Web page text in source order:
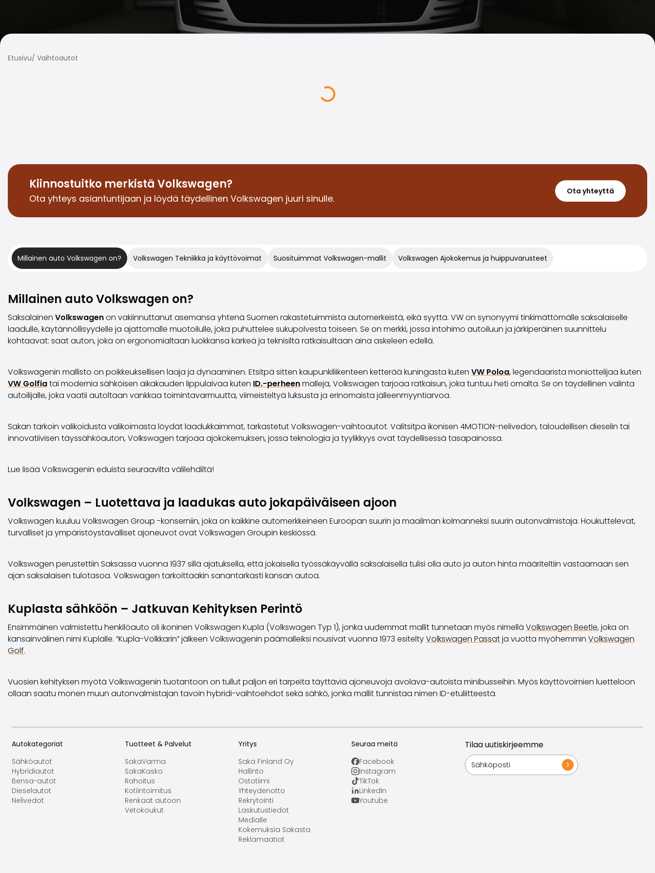
Etusivu/ Vaihtoautot
Kiinnostuitko merkistä Volkswagen?
Ota yhteys asiantuntijaan ja löydä täydellinen Volkswagen juuri sinulle.
Ota yhteyttä
Millainen auto Volkswagen on? Volkswagen Tekniikka ja käyttövoimat Suosituimmat Volkswagen-mallit Volkswagen Ajokokemus ja huippuvarusteet
Millainen auto Volkswagen on?
Saksalainen Volkswagenon vakiinnuttanut asemansa yhtenä Suomen rakastetuimmista automerkeistä, eikä syyttä. VW on synonyymi tinkimättömälle saksalaiselle
laadulle, käytännöllisyydelle ja ajattomalle muotoilulle, joka puhuttelee sukupolvesta toiseen. Se on merkki, jossa intohimo autoiluun ja järkiperäinen suunnittelu
kohtaavat: saat auton, joka on ergonomialtaan luokkansa kärkeä ja teknisiltä ratkaisuiltaan aina askeleen edellä.
Volkswagenin mallisto on poikkeuksellisen laaja ja dynaaminen. Etsitpä sitten kaupunkiliikenteen ketterää kuningasta kuten VW Poloa, legendaarista moniottelijaa kuten
VW Golfiatai modernia sähköisen aikakauden lippulaivaa kuten ID.-perheenmalleja, Volkswagen tarjoaa ratkaisun, joka tuntuu heti omalta. Se on täydellinen valinta
autoilijalle, joka vaatii autoltaan vankkaa toimintavarmuutta, viimeisteltyä luksusta ja erinomaista jälleenmyyntiarvoa.
Sakan tarkoin valikoidusta valikoimasta löydät laadukkaimmat, tarkastetut Volkswagen-vaihtoautot. Valitsitpa ikonisen 4MOTION-nelivedon, taloudellisen dieselin tai
innovatiivisen täyssähköauton, Volkswagen tarjoaa ajokokemuksen, jossa teknologia ja tyylikkyys ovat täydellisessä tasapainossa.
Lue lisää Volkswagenin eduista seuraavilta välilehdiltä!
Volkswagen – Luotettava ja laadukas auto jokapäiväiseen ajoon
Volkswagen kuuluu Volkswagen Group -konserniin, joka on kaikkine automerkkeineen Euroopan suurin ja maailman kolmanneksi suurin autonvalmistaja. Houkuttelevat,
turvalliset ja ympäristöystävälliset ajoneuvot ovat Volkswagen Groupin keskiössä.
Volkswagen perustettiin Saksassa vuonna 1937 sillä ajatuksella, että jokaisella työssäkäyvällä saksalaisella tulisi olla auto ja auton hinta määriteltiin vastaamaan sen
ajan saksalaisen tulotasoa. Volkswagen tarkoittaakin sanantarkasti kansan autoa.
Kuplasta sähköön – Jatkuvan Kehityksen Perintö
Ensimmäinen valmistettu henkilöauto oli ikoninen Volkswagen Kupla (Volkswagen Typ 1), jonka uudemmat mallit tunnetaan myös nimellä Volkswagen Beetle, joka on
kansainvälinen nimi Kuplalle. “Kupla-Volkkarin” jälkeen Volkswagenin päämalleiksi nousivat vuonna 1973 esiteltyVolkswagen Passatja vuotta myöhemmin Volkswagen
Golf.
Vuosien kehityksen myötä Volkswagenin tuotantoon on tullut paljon eri tarpeita täyttäviä ajoneuvoja avolava-autoista minibusseihin. Myös käyttövoimien luetteloon
ollaan saatu monen muun autonvalmistajan tavoin hybridi-vaihtoehdot sekä sähkö, jonka mallit tunnistaa nimen ID-etuliitteestä.
Autokategoriat
Sähköautot
Hybridiautot
Bensa-autot
Dieselautot
Nelivedot
Tuotteet & Palvelut
SakaVarma
SakaKasko
Rahoitus
Kotiintoimitus
Renkaat autoon
Vetokoukut
Yritys
Saka Finland Oy
Hallinto
Ostotiimi
Yhteydenotto
Rekrytointi
Laskutustiedot
Medialle
Kokemuksia Sakasta
Reklamaatiot
Seuraa meitä
Facebook
Instagram
TikTok
LinkedIn
Youtube
Tilaa uutiskirjeemme